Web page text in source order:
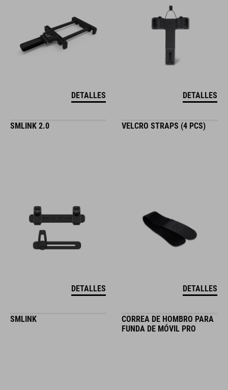
DETALLES DETALLES
SMLINK 2.0
DETALLES
VELCRO STRAPS (4 PCS)
DETALLES
SMLINK
CORREA DE HOMBRO PARA
FUNDA DE MÓVIL PRO